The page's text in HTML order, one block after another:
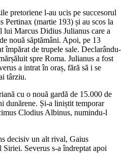
pretoriene l-au ucis pe succesorul
(martie 193) și au scos la
Marcus Didius Julianus care a
nouă săptămâni. Apoi, pe 13
împărat de trupele sale. Declarându-
spre Roma. Julianus a fost
a intrat în oraș, fără să i se
târziu.
cu o nouă gardă de 15.000 de
dunărene. Și-a liniștit temporar
Clodius Albinus, numindu-l
decisiv un alt rival, Gaius
Severus s-a îndreptat apoi